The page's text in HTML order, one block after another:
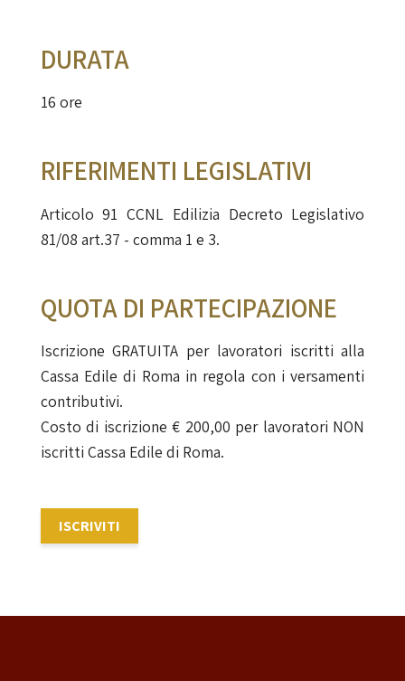
DURATA
16 ore
RIFERIMENTI LEGISLATIVI
Articolo 91 CCNL Edilizia Decreto Legislativo
81/08 art.37 - comma 1 e 3.
QUOTA DI PARTECIPAZIONE
Iscrizione GRATUITA per lavoratori iscritti alla
Cassa Edile di Roma in regola con i versamenti
contributivi.
Costo di iscrizione € 200,00 per lavoratori NON
iscritti Cassa Edile di Roma.
ISCRIVITI